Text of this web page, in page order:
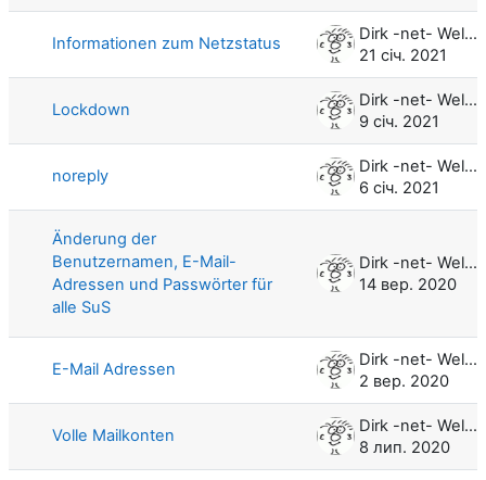
Informationen zum Netzstatus
Dirk -net- Weller
21 січ. 2021
Lockdown
Dirk -net- Weller
9 січ. 2021
noreply
Dirk -net- Weller
6 січ. 2021
Änderung der
Benutzernamen, E-Mail-
Adressen und Passwörter für
alle SuS
Dirk -net- Weller
14 вер. 2020
E-Mail Adressen
Dirk -net- Weller
2 вер. 2020
Volle Mailkonten
Dirk -net- Weller
8 лип. 2020